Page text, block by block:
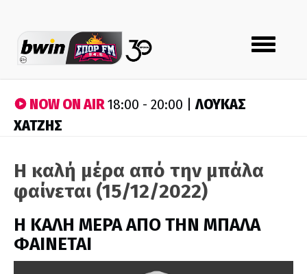
Toggle
navigation
NOW ON AIR18:00 - 20:00 |ΛΟΥΚΑΣ
ΧΑΤΖΗΣ
Η καλή μέρα από την μπάλα
φαίνεται (15/12/2022)
H ΚΑΛΗ ΜΕΡΑ ΑΠΟ ΤΗΝ ΜΠΑΛΑ
ΦΑΙΝΕΤΑΙ